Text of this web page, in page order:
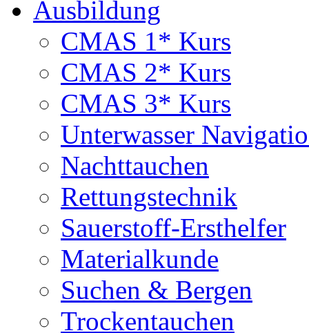
Ausbildung
CMAS 1* Kurs
CMAS 2* Kurs
CMAS 3* Kurs
Unterwasser
Nachttauchen
Rettungstechnik
Sauerstoff-Ersthelfer
Materialkunde
Suchen & Bergen
Trockentauchen